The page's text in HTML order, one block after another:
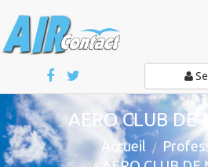
AERO CLUB DE
Accueil